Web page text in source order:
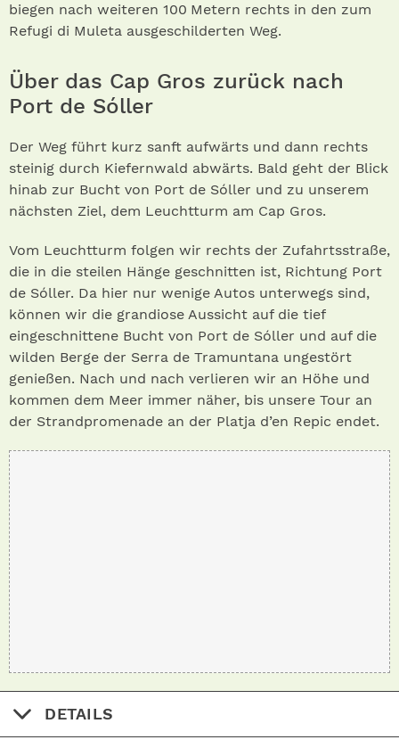
biegen nach weiteren 100 Metern rechts in den zum
Refugi di Muleta ausgeschilderten Weg.
Über das Cap Gros zurück nach
Port de Sóller
Der Weg führt kurz sanft aufwärts und dann rechts
steinig durch Kiefernwald abwärts. Bald geht der Blick
hinab zur Bucht von Port de Sóller und zu unserem
nächs­ten Ziel, dem Leuchtturm am Cap Gros.
Vom Leuchtturm folgen wir rechts der Zufahrtsstraße,
die in die steilen Hänge geschnitten ist, Richtung Port
de Sóller. Da hier nur wenige Autos unterwegs sind,
können wir die grandiose Aussicht auf die tief
eingeschnittene Bucht von Port de Sóller und auf die
wilden Berge der Serra de Tramuntana ungestört
genießen. Nach und nach verlieren wir an Höhe und
kommen dem Meer immer näher, bis unsere Tour an
der Strandpromenade an der Platja d’en Repic endet.
DETAILS